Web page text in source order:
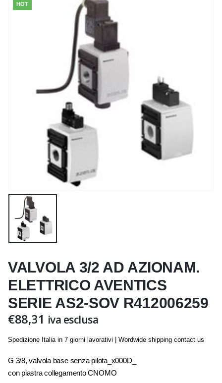
HOT
VALVOLA 3/2 AD AZIONAM.
ELETTRICO AVENTICS
SERIE AS2-SOV R412006259
€88,31 iva esclusa
Spedizione Italia in 7 giorni lavorativi | Wordwide shipping contact us
G 3/8, valvola base senza pilota_x000D_
con piastra collegamento CNOMO